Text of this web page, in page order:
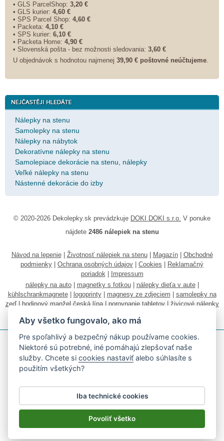
• GLS ParcelShop: 3,20 €
• GLS kurier: 4,60 €
• SPS Parcel Shop: 4,60 €
• Packeta: 4,10 €
• SPS kurier: 6,10 €
• Packeta Home: 4,90 €
• Slovenská pošta - bez možnosti sledovania: 3,60 €
U objednávok s hodnotou najmenej 39,90 € poštovné neúčtujeme.
Nálepky na stenu
Samolepky na stenu
Nálepky na nábytok
Dekoratívne nálepky na stenu
Samolepiace dekorácie na stenu, nálepky
Veľké nálepky na stenu
Nástenné dekorácie do izby
© 2020-2026 Dekolepky.sk prevádzkuje DOKI DOKI s.r.o. V ponuke
nájdete 2486 nálepiek na stenu
Návod na lepenie| Životnosť nálepiek na stenu| Magazín| Obchodné
podmienky
Ochrana osobných údajov Cookies
Reklamačný
poriadok|
Impressum
nálepky na auto| magnetky s fotkou| nálepky dieťa v aute|
kühlschrankmagnete| logoprinty| magnesy ze zdjęciem
samolepky na
zeď| hodinový manžel česká lípa| porovnanie tabletov| živicové nálepky
Podľa zákona o evidencii tržieb je predávajúci povinný vystaviť
kupujúcemu účtenku.
Zároveň je povinný zaevidovať prijatú tržbu u správcu dane on-line; v
Aby všetko fungovalo, ako má
Pre spoľahlivý a bezpečný nákup používame cookies.
Niektoré sú potrebné, iné pomáhajú zlepšovať naše
služby. Chcete sicookies nastaviť alebo súhlasíte s
použitím všetkých?
Iba technické cookies
Povoliť všetko